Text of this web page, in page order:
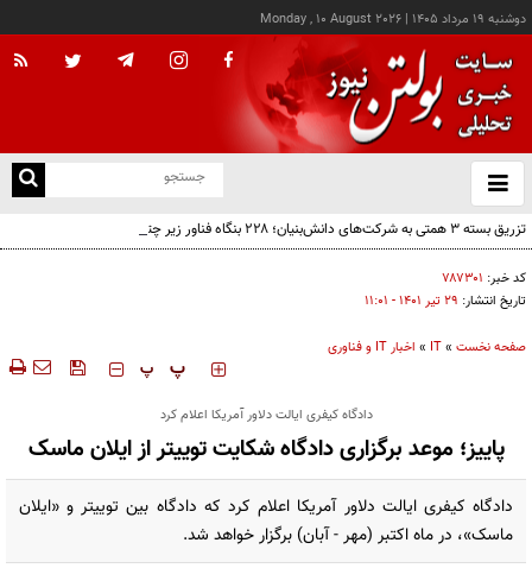
دوشنبه ۱۹ مرداد ۱۴۰۵ |
Monday , 10 August 2026
باز
و
تزریق بسته ۳ همتی به شرکت‌های دانش‌بنیان؛ ۲۲۸ بنگاه فناور زیر چتر حمایت دولت
کد خبر: ۷۸۷۳۰۱
تاریخ انتشار: ۲۹ تير ۱۴۰۱ - ۱۱:۰۱
صفحه نخست »
IT
» اخبار IT و فناوری
‍‍‍ پ پ
دادگاه کیفری ایالت دلاور آمریکا اعلام کرد
پاییز؛ موعد برگزاری دادگاه شکایت توییتر از ایلان ماسک
دادگاه کیفری ایالت دلاور آمریکا اعلام کرد که دادگاه بین توییتر و «ایلان
ماسک»، در ماه اکتبر (مهر - آبان) برگزار خواهد شد.